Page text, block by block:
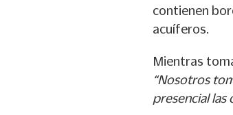
contienen
acuíferos.
Mientras
“Nosotros
presencial las